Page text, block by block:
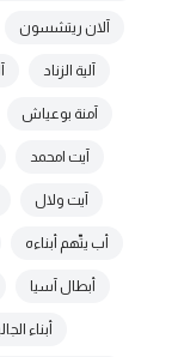
آلان ريتشسون
آلية الزناد
آمنة بوعياش
آيت امحمد
آيت ولال
أب يتّهم أبناءه
أبطال آسيا
أبناء